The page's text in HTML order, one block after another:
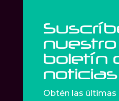
nuestro
boletín
noticias
Obtén las últimas